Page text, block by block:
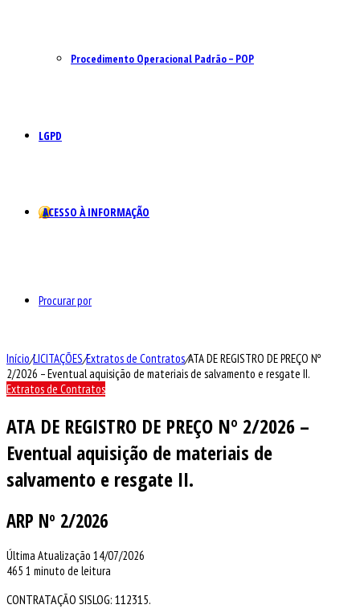
Procedimento Operacional Padrão – POP
LGPD
ACESSO À INFORMAÇÃO
Procurar por
Início/LICITAÇÕES/Extratos de Contratos/ATA DE REGISTRO DE PREÇO Nº
2/2026 – Eventual aquisição de materiais de salvamento e resgate II.
Extratos de Contratos
ATA DE REGISTRO DE PREÇO Nº 2/2026 –
Eventual aquisição de materiais de
salvamento e resgate II.
ARP Nº 2/2026
Última Atualização 14/07/2026
465 1 minuto de leitura
CONTRATAÇÃO SISLOG: 112315.